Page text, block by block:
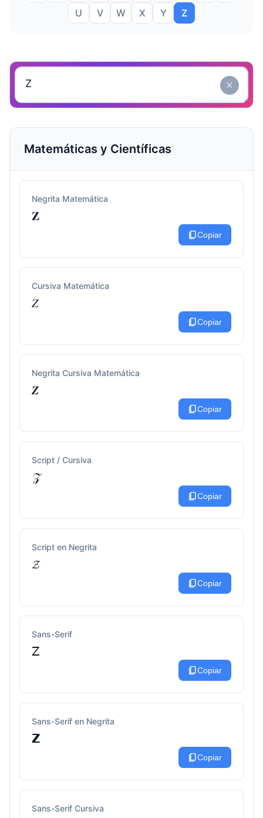
U
V W X Y Z
close
Matemáticas y Científicas
Negrita Matemática
𝐙
content_copyCopiar
Cursiva Matemática
𝑍
content_copyCopiar
Negrita Cursiva Matemática
𝒁
content_copyCopiar
Script / Cursiva
𝒵
content_copyCopiar
Script en Negrita
𝓩
content_copyCopiar
Sans-Serif
𝖹
content_copyCopiar
Sans-Serif en Negrita
𝗭
content_copyCopiar
Sans-Serif Cursiva